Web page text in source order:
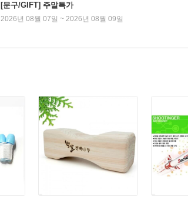
[문구/GIFT] 주말특가
2026년 08월 07일 ~ 2026년 08월 09일